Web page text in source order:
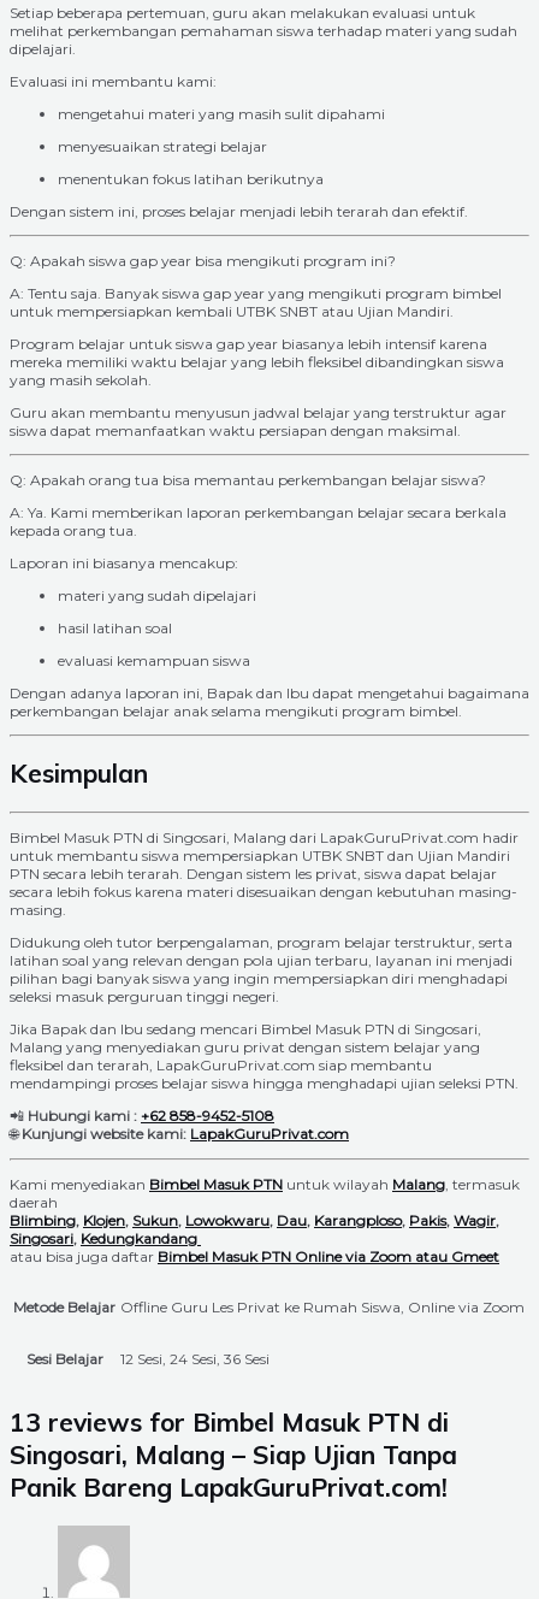
Setiap beberapa pertemuan, guru akan melakukan evaluasi untuk
melihat perkembangan pemahaman siswa terhadap materi yang sudah
dipelajari.
Evaluasi ini membantu kami:
mengetahui materi yang masih sulit dipahami
menyesuaikan strategi belajar
menentukan fokus latihan berikutnya
Dengan sistem ini, proses belajar menjadi lebih terarah dan efektif.
Q: Apakah siswa gap year bisa mengikuti program ini?
A: Tentu saja. Banyak siswa gap year yang mengikuti program bimbel
untuk mempersiapkan kembali UTBK SNBT atau Ujian Mandiri.
Program belajar untuk siswa gap year biasanya lebih intensif karena
mereka memiliki waktu belajar yang lebih fleksibel dibandingkan siswa
yang masih sekolah.
Guru akan membantu menyusun jadwal belajar yang terstruktur agar
siswa dapat memanfaatkan waktu persiapan dengan maksimal.
Q: Apakah orang tua bisa memantau perkembangan belajar siswa?
A: Ya. Kami memberikan laporan perkembangan belajar secara berkala
kepada orang tua.
Laporan ini biasanya mencakup:
materi yang sudah dipelajari
hasil latihan soal
evaluasi kemampuan siswa
Dengan adanya laporan ini, Bapak dan Ibu dapat mengetahui bagaimana
perkembangan belajar anak selama mengikuti program bimbel.
Kesimpulan
Bimbel Masuk PTN di Singosari, Malang dari LapakGuruPrivat.com hadir
untuk membantu siswa mempersiapkan UTBK SNBT dan Ujian Mandiri
PTN secara lebih terarah. Dengan sistem les privat, siswa dapat belajar
secara lebih fokus karena materi disesuaikan dengan kebutuhan masing-
masing.
Didukung oleh tutor berpengalaman, program belajar terstruktur, serta
latihan soal yang relevan dengan pola ujian terbaru, layanan ini menjadi
pilihan bagi banyak siswa yang ingin mempersiapkan diri menghadapi
seleksi masuk perguruan tinggi negeri.
Jika Bapak dan Ibu sedang mencari Bimbel Masuk PTN di Singosari,
Malang yang menyediakan guru privat dengan sistem belajar yang
fleksibel dan terarah, LapakGuruPrivat.com siap membantu
mendampingi proses belajar siswa hingga menghadapi ujian seleksi PTN.
📲 Hubungi kami : +62 858-9452-5108
🌐Kunjungi website kami: LapakGuruPrivat.com
Kami menyediakan Bimbel Masuk PTN untuk wilayah Malang , termasuk
daerah
Blimbing, Klojen, Sukun, Lowokwaru, Dau, Karangploso, Pakis, Wagir,
Singosari, Kedungkandang
atau bisa juga daftar Bimbel Masuk PTN Online via Zoom atau Gmeet
Metode Belajar Offline Guru Les Privat ke Rumah Siswa, Online via Zoom
Sesi Belajar 12 Sesi, 24 Sesi, 36 Sesi
13 reviews for Bimbel Masuk PTN di
Singosari, Malang – Siap Ujian Tanpa
Panik Bareng LapakGuruPrivat.com!